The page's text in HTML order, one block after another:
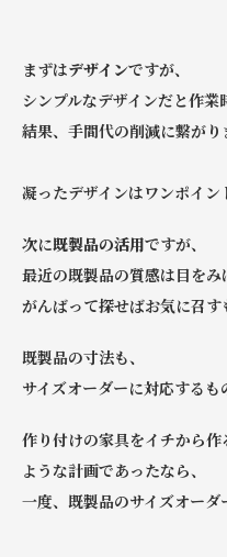
まずはデザインですが、
シンプルなデザインだと作業
結果、手間代の削減に繋がり
凝ったデザインはワンポイン
次に既製品の活用ですが、
最近の既製品の質感は目をみ
がんばって探せばお気に召す
既製品の寸法も、
サイズオーダーに対応するも
作り付けの家具をイチから作
ような計画であったなら、
一度、既製品のサイズオーダ